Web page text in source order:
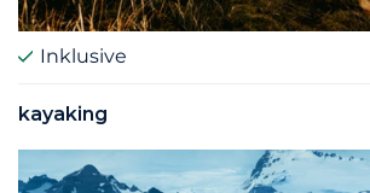
Inklusive
kayaking